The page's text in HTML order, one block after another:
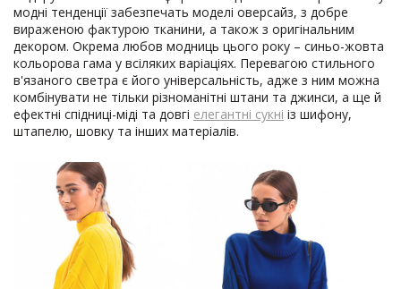
модні тенденції забезпечать моделі оверсайз, з добре
вираженою фактурою тканини, а також з оригінальним
декором. Окрема любов модниць цього року – синьо-жовта
кольорова гама у всіляких варіаціях. Перевагою стильного
в'язаного светра є його універсальність, адже з ним можна
комбінувати не тільки різноманітні штани та джинси, а ще й
ефектні спідниці-міді та довгі елегантні сукні із шифону,
штапелю, шовку та інших матеріалів.